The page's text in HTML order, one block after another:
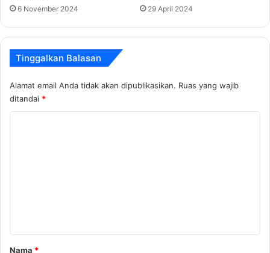
6 November 2024 29 April 2024
Tinggalkan Balasan
Alamat email Anda tidak akan dipublikasikan. Ruas yang wajib
ditandai *
rNama *